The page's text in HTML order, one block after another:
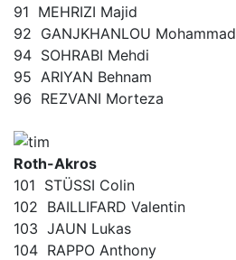
91 MEHRIZI Majid
92 GANJKHANLOU Mohammad
94 SOHRABI Mehdi
95 ARIYAN Behnam
96 REZVANI Morteza
Roth-Akros
101 STÜSSI Colin
102 BAILLIFARD Valentin
103 JAUN Lukas
104 RAPPO Anthony